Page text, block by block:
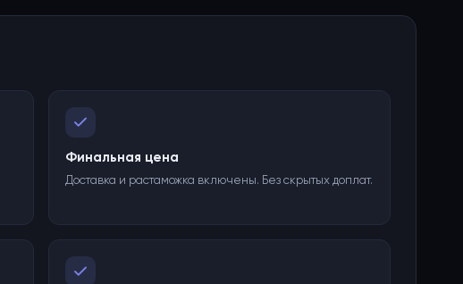
Финальная цена
Доставка и растаможка включены. Без скрытых доплат.